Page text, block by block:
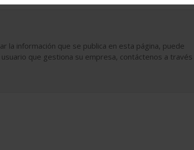
la información que se publica en esta página, puede
usuario que gestiona su empresa, contáctenos a través